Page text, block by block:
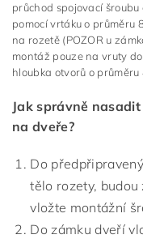
průchod spojovací
pomocí vrtáku o průměru
na rozetě (POZOR u
montáž pouze na vruty
hloubka otvorů o
Jak správně
na dveře?
Do
tělo rozety, budou
vložte montážní
Do zámku dveří